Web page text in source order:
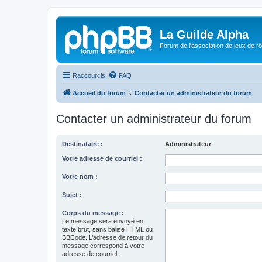
La Guilde Alpha
Forum de l'association de jeux de
Raccourcis FAQ
Accueil du forum Contacter un administrateur du forum
Contacter un administrateur du forum
Destinataire : Administrateur
Votre adresse de courriel :
Votre nom :
Sujet :
Corps du message :
Le message sera envoyé en
texte brut, sans balise HTML ou
BBCode. L’adresse de retour du
message correspond à votre
adresse de courriel.